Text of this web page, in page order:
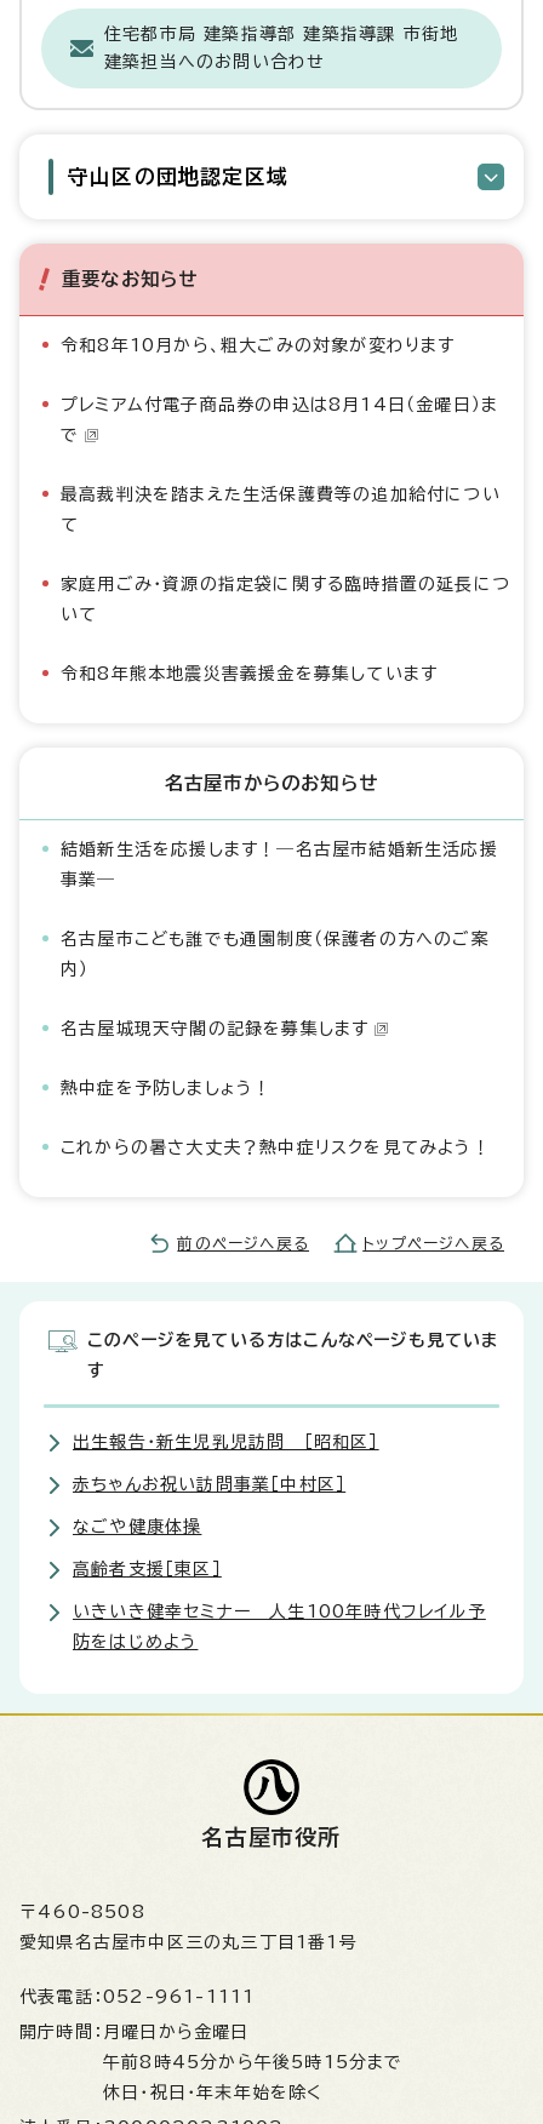
住宅都市局 建築指導部 建築指導課 市街地
建築担当へのお問い合わせ
守山区の団地認定区域
重要なお知らせ
令和8年10月から、粗大ごみの対象が変わります
プレミアム付電子商品券の申込は8月14日（金曜日）ま
で
最高裁判決を踏まえた生活保護費等の追加給付につい
て
家庭用ごみ・資源の指定袋に関する臨時措置の延長につ
いて
令和8年熊本地震災害義援金を募集しています
名古屋市からのお知らせ
結婚新生活を応援します！―名古屋市結婚新生活応援
事業―
名古屋市こども誰でも通園制度（保護者の方へのご案
内）
名古屋城現天守閣の記録を募集します
熱中症を予防しましょう！
これからの暑さ大丈夫？熱中症リスクを見てみよう！
前のページへ戻る トップページへ戻る
このページを見ている方はこんなページも見ていま
す
出生報告・新生児乳児訪問 ［昭和区］
赤ちゃんお祝い訪問事業［中村区］
なごや健康体操
高齢者支援［東区］
いきいき健幸セミナー 人生100年時代フレイル予
防をはじめよう
名古屋市役所
〒460-8508
愛知県名古屋市中区三の丸三丁目1番1号
代表電話： 052-961-1111
開庁時間： 月曜日から金曜日
午前8時45分から午後5時15分まで
休日・祝日・年末年始を除く